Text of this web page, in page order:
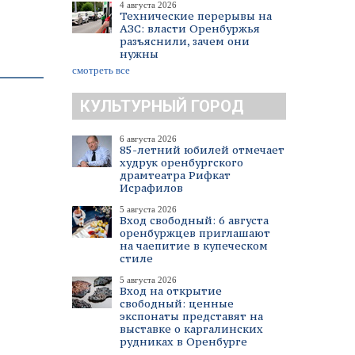
4 августа 2026
Технические перерывы на
АЗС: власти Оренбуржья
разъяснили, зачем они
нужны
смотреть все
КУЛЬТУРНЫЙ ГОРОД
6 августа 2026
85-летний юбилей отмечает
худрук оренбургского
драмтеатра Рифкат
Исрафилов
5 августа 2026
Вход свободный: 6 августа
оренбуржцев приглашают
на чаепитие в купеческом
стиле
5 августа 2026
Вход на открытие
свободный: ценные
экспонаты представят на
выставке о каргалинских
рудниках в Оренбурге